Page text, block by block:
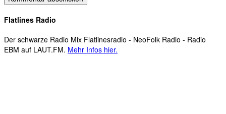
Flatlines Radio
Der schwarze Radio Mix Flatlinesradio - NeoFolk Radio - Radio
EBM auf LAUT.FM. Mehr Infos hier.